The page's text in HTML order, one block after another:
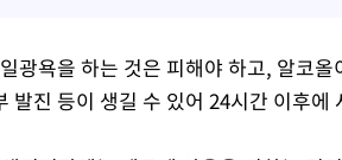
광욕을 하는 것은 피해야 하고, 알코
발진 등이 생길 수 있어 24시간 이후에